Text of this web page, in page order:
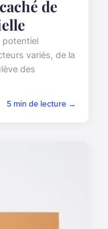
de
potentiel
variés, de la
des
5 min de lecture →